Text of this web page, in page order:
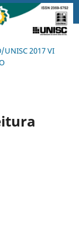
UNISC 2017 VI